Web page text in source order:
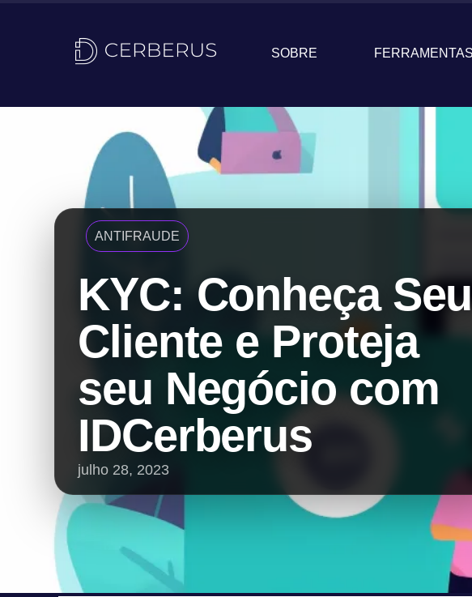
SOBRE
ANTIFRAUDE
KYC: Conheça Seu
Cliente e Proteja
seu Negócio com
IDCerberus
julho 28, 2023